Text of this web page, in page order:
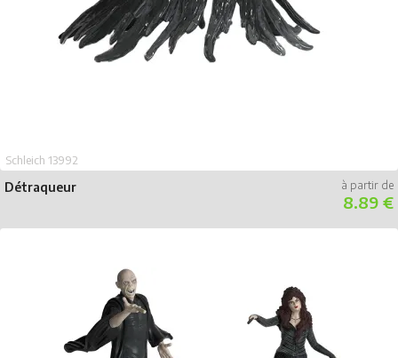
Détraqueur
Schleich 13992
8.89 €